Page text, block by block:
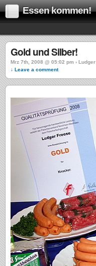
Essen kommen!
Gold und Silber!
Mrz 7th, 2008 @ 05:02 pm › Ludger
↓ Leave a comment